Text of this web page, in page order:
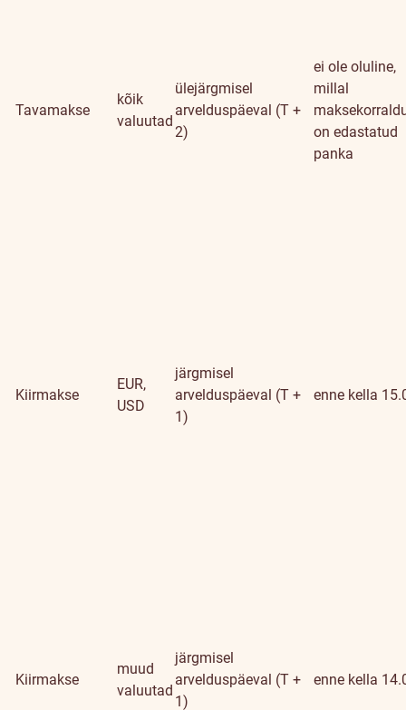
Tavamakse
kõik
valuutad
ülejärgmisel
arvelduspäeval (T +
2)
ei ole oluline,
millal
on edastatud
panka
Kiirmakse
EUR,
USD
järgmisel
arvelduspäeval (T +
1)
enne kella
Kiirmakse
muud
valuutad
järgmisel
arvelduspäeval (T +
1)
enne kella